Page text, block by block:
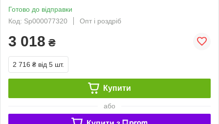
Готово до відправки
Код: Sp000077320
Опт і роздріб
3 018 ₴
2 716 ₴ від 5 шт.
Купити
або